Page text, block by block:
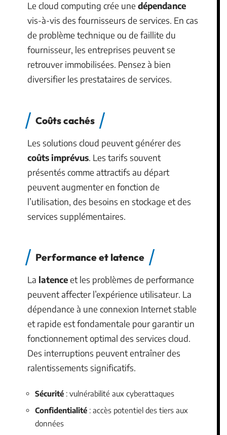
Le cloud computing crée une dépendance
vis-à-vis des fournisseurs de services. En cas
de problème technique ou de faillite du
fournisseur, les entreprises peuvent se
retrouver immobilisées. Pensez à bien
diversifier les prestataires de services.
Coûts cachés
Les solutions cloud peuvent générer des
coûts imprévus. Les tarifs souvent
présentés comme attractifs au départ
peuvent augmenter en fonction de
l’utilisation, des besoins en stockage et des
services supplémentaires.
Performance et latence
La latenceet les problèmes de performance
peuvent affecter l’expérience utilisateur. La
dépendance à une connexion Internet stable
et rapide est fondamentale pour garantir un
fonctionnement optimal des services cloud.
Des interruptions peuvent entraîner des
ralentissements significatifs.
Sécurité : vulnérabilité aux cyberattaques
Confidentialité : accès potentiel des tiers aux
données